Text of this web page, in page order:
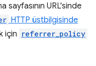
sayfasının URL'sinde
HTTP üstbilgisinde
için referrer_policy